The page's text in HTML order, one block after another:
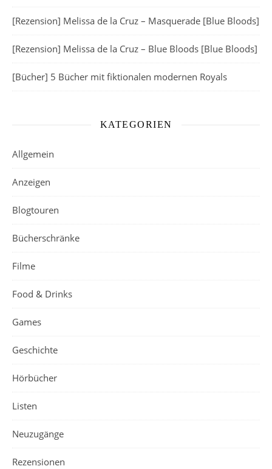
[Rezension] Melissa de la Cruz – Masquerade [Blue Bloods]
[Rezension] Melissa de la Cruz – Blue Bloods [Blue Bloods]
[Bücher] 5 Bücher mit fiktionalen modernen Royals
KATEGORIEN
Allgemein
Anzeigen
Blogtouren
Bücherschränke
Filme
Food & Drinks
Games
Geschichte
Hörbücher
Listen
Neuzugänge
Rezensionen